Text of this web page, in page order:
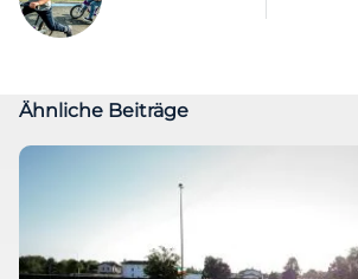
Ähnliche Beiträge